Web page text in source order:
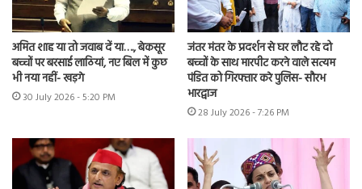
अमित शाह या तो जवाब दें या…., बेकसूर
बच्चों पर बरसाई लाठियां, नए बिल में कुछ
भी नया नहीं- खड़गे
30 July 2026 - 5:20 PM
जंतर मंतर के प्रदर्शन से घर लौट रहे दो
बच्चों के साथ मारपीट करने वाले सत्यम
पंडित को गिरफ्तार करे पुलिस- सौरभ
भारद्वाज
28 July 2026 - 7:26 PM